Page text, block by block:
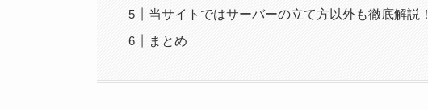
当サイトではサーバーの立て方以外も徹底解説！
まとめ